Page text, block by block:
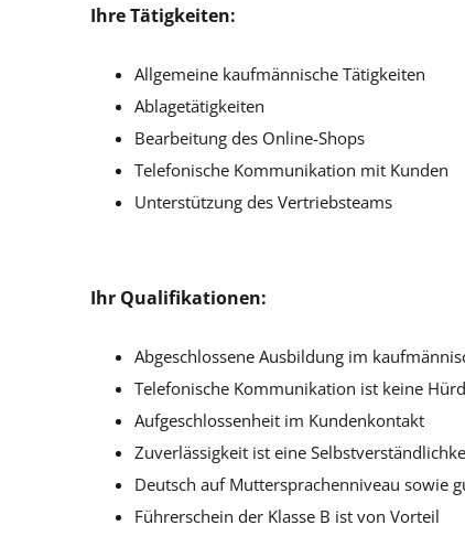
Ihre Tätigkeiten:
Allgemeine kaufmännische Tätigkeiten
Ablagetätigkeiten
Bearbeitung des Online-Shops
Telefonische Kommunikation mit Kunden
Unterstützung des Vertriebsteams
Ihr Qualifikationen:
Abgeschlossene Ausbildung im
Telefonische Kommunikation ist keine
Aufgeschlossenheit im Kundenkontakt
Zuverlässigkeit ist eine
Deutsch auf Muttersprachenniveau sowie
Führerschein der Klasse B ist von Vorteil